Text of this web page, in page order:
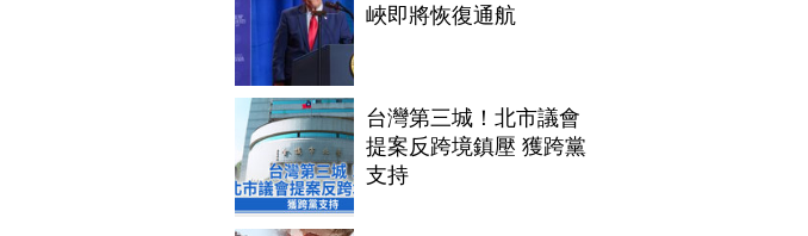
峽即將恢復通航
台灣第三城！北市議會
提案反跨境鎮壓 獲跨黨
支持